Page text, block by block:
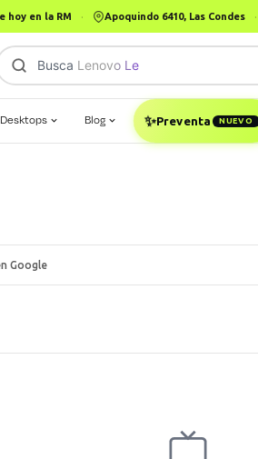
hoy en la RM · Apoquindo 6410, Las Condes ·
Busca Lenovo Legion
Desktops Blog ✨Preventa NUEVO
Google